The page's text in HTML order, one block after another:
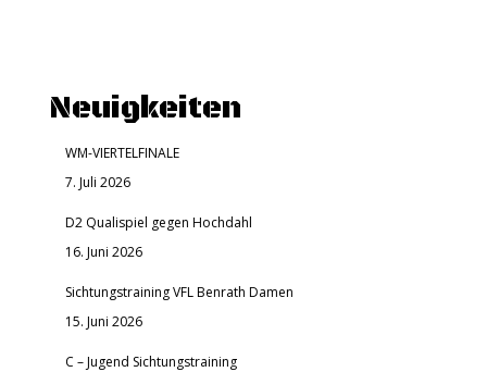
Neuigkeiten
WM-VIERTELFINALE
7. Juli 2026
D2 Qualispiel gegen Hochdahl
16. Juni 2026
Sichtungstraining VFL Benrath Damen
15. Juni 2026
C – Jugend Sichtungstraining